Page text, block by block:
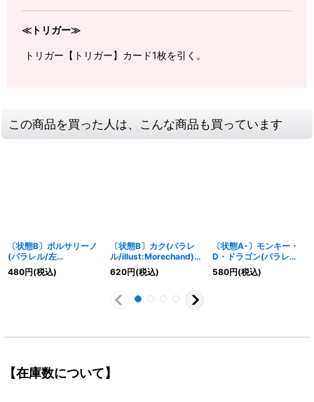
≪トリガー≫
トリガー【トリガー】カード1枚を引く。
この商品を買った人は、こんな商品も買っています
〔状態B〕ボルサリーノ
(パラレル/左
指/illust:Anderson)
【SR/P】{OP02-114}
480円(税込)
〔状態B〕カク(パラレ
ル/illust:Morechand)
【R/P】{EB04-043}
620円(税込)
〔状態A-〕モンキー・
D・ドラゴン(パラレ
ル/illust:AKIRA
EGAWA)【SR/P】
580円(税込)
【在庫数について】